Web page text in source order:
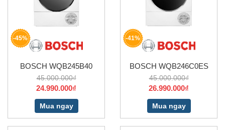
-45%
BOSCH WQB245B40
45.000.000₫
24.990.000₫
Mua ngay
-41%
BOSCH WQB246C0ES
45.000.000₫
26.990.000₫
Mua ngay